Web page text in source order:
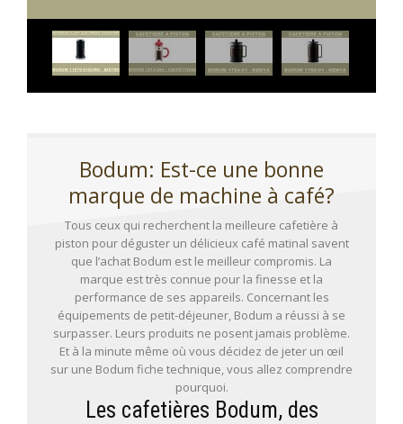
Bodum: Est-ce une bonne
marque de machine à café?
Tous ceux qui recherchent la meilleure cafetière à
piston pour déguster un délicieux café matinal savent
que l’achat Bodum est le meilleur compromis. La
marque est très connue pour la finesse et la
performance de ses appareils. Concernant les
équipements de petit-déjeuner, Bodum a réussi à se
surpasser. Leurs produits ne posent jamais problème.
Et à la minute même où vous décidez de jeter un œil
sur une Bodum fiche technique, vous allez comprendre
pourquoi.
Les cafetières Bodum, des